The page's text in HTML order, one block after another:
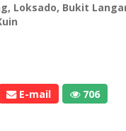
, Loksado, Bukit
E-mail 706